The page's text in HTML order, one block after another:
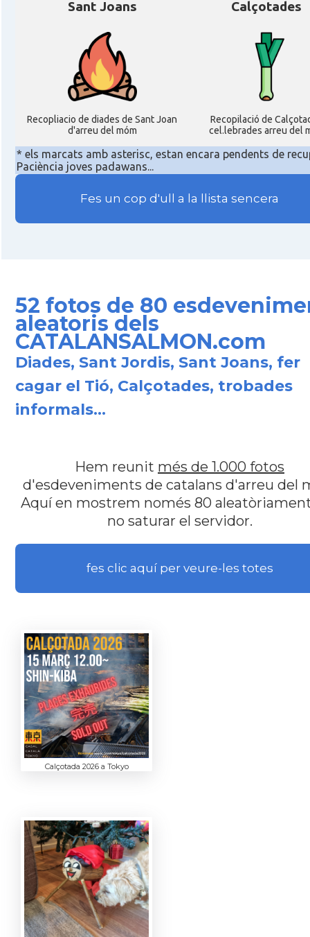
Sant Joans
Recopliacio de diades de Sant Joan
d'arreu del móm
Calçotades
Recopilació de
cel.lebrades arreu del
* els marcats amb asterisc, estan encara pendents de
Paciència joves padawans...
Fes un cop d'ull a la llista sencera
52 fotos de 80
aleatoris dels
CATALANSALMON.com
Diades, Sant Jordis, Sant Joans, fer
cagar el Tió, Calçotades, trobades
informals...
Hem reunit més de 1.000 fotos
d'esdeveniments de catalans d'arreu del
Aquí en mostrem només 80
no saturar el servidor.
fes clic aquí per veure-les totes
Calçotada 2026 a Tokyo